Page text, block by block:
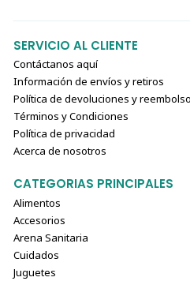
SERVICIO AL CLIENTE
Contáctanos aquí
Información de envíos y retiros
Política de devoluciones y reembolso
Términos y Condiciones
Política de privacidad
Acerca de nosotros
CATEGORIAS PRINCIPALES
Alimentos
Accesorios
Arena Sanitaria
Cuidados
Juguetes